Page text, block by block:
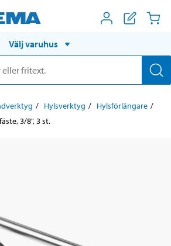
Välj varuhus
Hylsverktyg
Hylsförlängare
3/8", 3 st.